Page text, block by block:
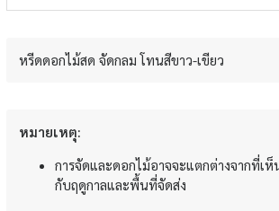
หรีดดอกไม้สด จัดกลม โทนสีขาว-เขียว
หมายเหตุ:
การจัดและดอกไม้อาจจะแตกต่างจากที่เ
กับฤดูกาลและพื้นที่จัดส่ง